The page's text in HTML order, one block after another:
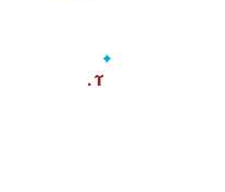
‫آخر